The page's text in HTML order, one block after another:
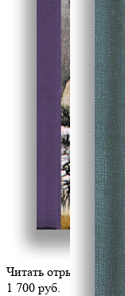
Читать отрывок
1 700 руб.